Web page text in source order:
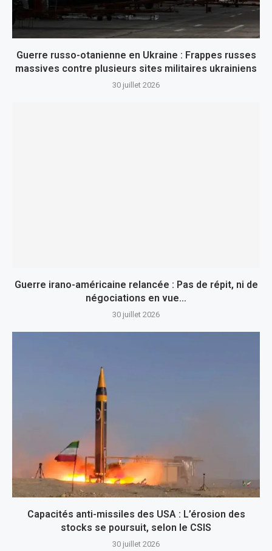
Guerre russo-otanienne en Ukraine : Frappes russes
massives contre plusieurs sites militaires ukrainiens
30 juillet 2026
Guerre irano-américaine relancée : Pas de répit, ni de
négociations en vue…
30 juillet 2026
Capacités anti-missiles des USA : L’érosion des
stocks se poursuit, selon le CSIS
30 juillet 2026